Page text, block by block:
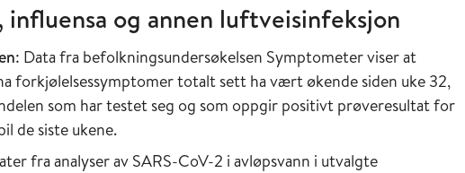
influensa og annen luftveisinfeksjon
: Data fra befolkningsundersøkelsen Symptometer viser at
forkjølelsessymptomer totalt sett ha vært økende siden uke 32,
som har testet seg og som oppgir positivt prøveresultat for
de siste ukene.
fra analyser av SARS-CoV-2 i avløpsvann i utvalgte